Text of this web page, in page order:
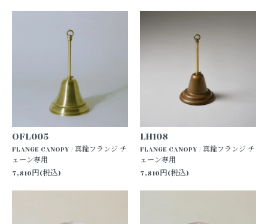
OFL005
FLANGE CANOPY / 真鍮フランジ チ
ェーン専用
7,810円(税込)
LH108
FLANGE CANOPY / 真鍮フランジ チ
ェーン専用
7,810円(税込)